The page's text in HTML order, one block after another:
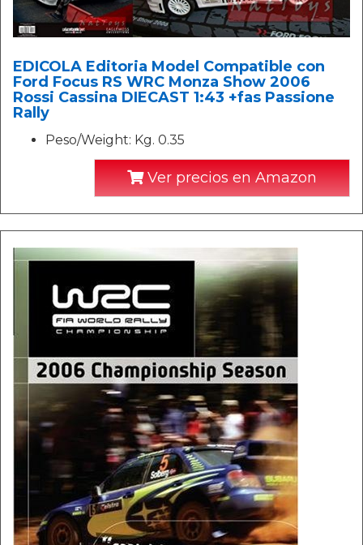
EDICOLA Editoria Model Compatible con
Ford Focus RS WRC Monza Show 2006
Rossi Cassina DIECAST 1:43 +fas Passione
Rally
Peso/Weight: Kg. 0.35
Ver precios en Amazon